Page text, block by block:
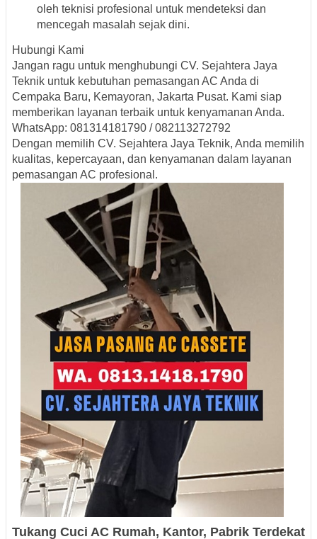
oleh teknisi profesional untuk mendeteksi dan
mencegah masalah sejak dini.
Hubungi Kami
Jangan ragu untuk menghubungi CV. Sejahtera Jaya
Teknik untuk kebutuhan pemasangan AC Anda di
Cempaka Baru, Kemayoran, Jakarta Pusat. Kami siap
memberikan layanan terbaik untuk kenyamanan Anda.
WhatsApp: 081314181790 / 082113272792
Dengan memilih CV. Sejahtera Jaya Teknik, Anda memilih
kualitas, kepercayaan, dan kenyamanan dalam layanan
pemasangan AC profesional.
Tukang Cuci AC Rumah, Kantor, Pabrik Terdekat